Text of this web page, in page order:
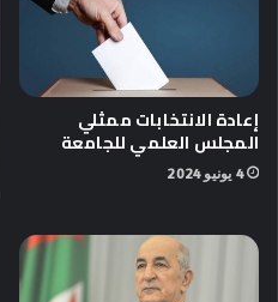
إعادة الانتخابات ممثلي
المجلس العلمي للجامعة
4 يونيو 2024